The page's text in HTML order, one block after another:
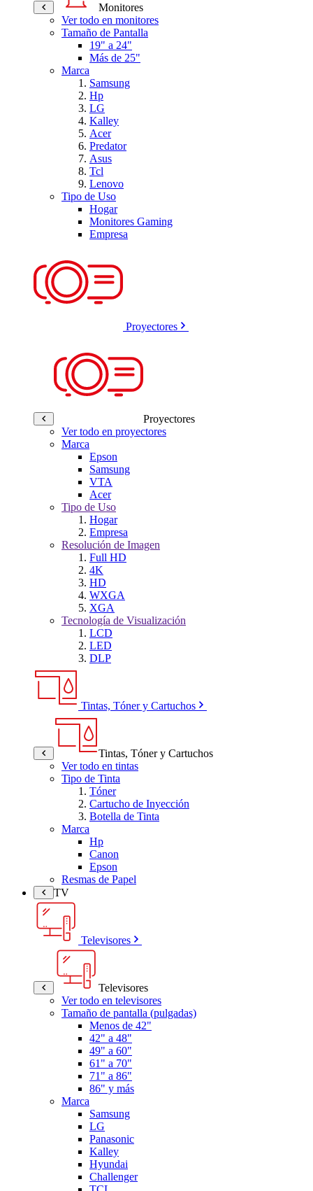
Monitores
Ver todo en monitores
Tamaño de Pantalla
19" a 24"
Más de 25"
Marca
Samsung
Hp
LG
Kalley
Acer
Predator
Asus
Tcl
Lenovo
Tipo de Uso
Hogar
Monitores Gaming
Empresa
Proyectores
Proyectores
Ver todo en proyectores
Marca
Epson
Samsung
VTA
Acer
Tipo de Uso
Hogar
Empresa
Resolución de Imagen
Full HD
4K
HD
WXGA
XGA
Tecnología de Visualización
LCD
LED
DLP
Tintas, Tóner y Cartuchos
Tintas, Tóner y Cartuchos
Ver todo en tintas
Tipo de Tinta
Tóner
Cartucho de Inyección
Botella de Tinta
Marca
Hp
Canon
Epson
Resmas de Papel
TV
Televisores
Televisores
Ver todo en televisores
Tamaño de pantalla (pulgadas)
Menos de 42"
42" a 48"
49" a 60"
61" a 70"
71" a 86"
86" y más
Marca
Samsung
LG
Panasonic
Kalley
Hyundai
Challenger